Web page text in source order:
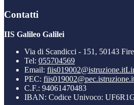
Contatti
IIS Galileo Galilei
Via di Scandicci - 151, 50143
Tel: 055704569
Email: fiis019002@istruzione.it
PEC:
C.F.: 94061470483
IBAN: Codice Univoco: